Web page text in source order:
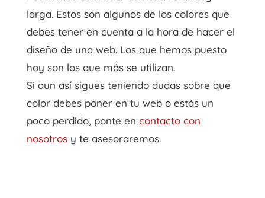
larga. Estos son algunos de los colores que
debes tener en cuenta a la hora de hacer el
diseño de una web. Los que hemos puesto
hoy son los que más se utilizan.
Si aun así sigues teniendo dudas sobre que
color debes poner en tu web o estás un
poco perdido, ponte en contacto con
nosotrosy te asesoraremos.